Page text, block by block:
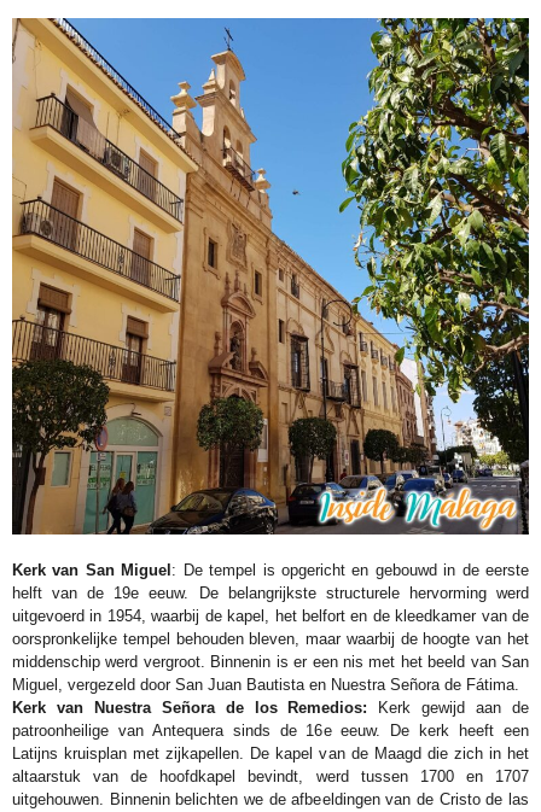
Kerk van San Miguel : De tempel is opgericht en gebouwd in de eerste
helft van de 19e eeuw. De belangrijkste structurele hervorming werd
uitgevoerd in 1954, waarbij de kapel, het belfort en de kleedkamer van de
oorspronkelijke tempel behouden bleven, maar waarbij de hoogte van het
middenschip werd vergroot. Binnenin is er een nis met het beeld van San
Miguel, vergezeld door San Juan Bautista en Nuestra Señora de Fátima.
Kerk van Nuestra Señora de los Remedios:
Kerk gewijd aan de
patroonheilige van Antequera sinds de 16e eeuw. De kerk heeft een
Latijns kruisplan met zijkapellen. De kapel van de Maagd die zich in het
altaarstuk van de hoofdkapel bevindt, werd tussen 1700 en 1707
uitgehouwen. Binnenin belichten we de afbeeldingen van de Cristo de las